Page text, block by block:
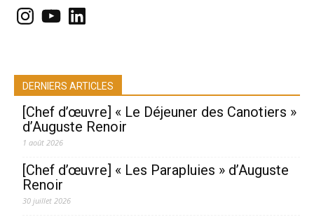
Instagram
YouTubeLinkedIn
DERNIERS ARTICLES
[Chef d’œuvre] « Le Déjeuner des Canotiers »
d’Auguste Renoir
1 août 2026
[Chef d’œuvre] « Les Parapluies » d’Auguste
Renoir
30 juillet 2026